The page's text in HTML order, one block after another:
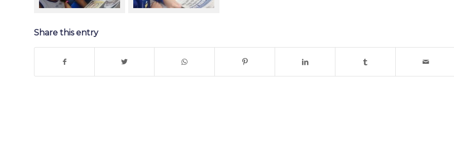
Share this entry